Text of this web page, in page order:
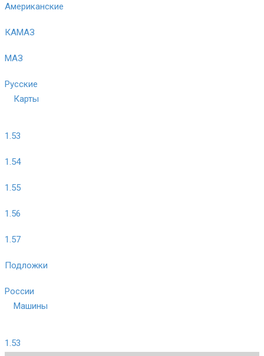
Американские
КАМАЗ
МАЗ
Русские
Карты
1.53
1.54
1.55
1.56
1.57
Подложки
России
Машины
1.53